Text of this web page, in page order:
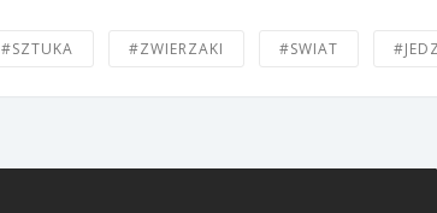
#SZTUKA #ZWIERZAKI #SWIAT